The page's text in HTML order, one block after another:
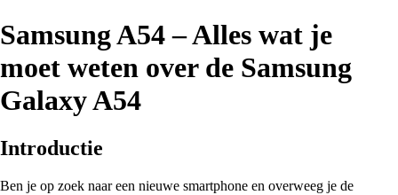
Samsung A54 – Alles wat je
moet weten over de Samsung
Galaxy A54
Introductie
Ben je op zoek naar een nieuwe smartphone en overweeg je de